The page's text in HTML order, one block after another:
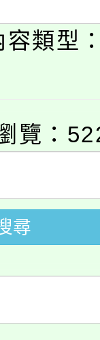
分析基
導中心
加。
入校路
業人
序及
育課程
年度第
選結果(
知識
度學生
年度第
選結果(
年度第
選結果(
學推廣
類型
覽：
尋